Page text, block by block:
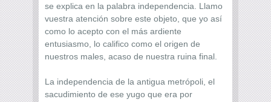
se explica en la palabra independencia. Llamo
vuestra atención sobre este objeto, que yo así
como lo acepto con el más ardiente
entusiasmo, lo califico como el origen de
nuestros males, acaso de nuestra ruina final.
La independencia de la antigua metrópoli, el
sacudimiento de ese yugo que era por